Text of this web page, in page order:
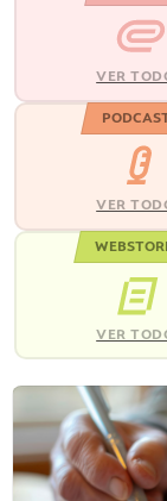
VER
VER
VER